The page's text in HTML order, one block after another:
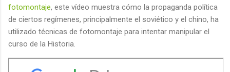
fotomontaje, este vídeo muestra cómo la propaganda política
de ciertos regímenes, principalmente el soviético y el chino, ha
utilizado técnicas de fotomontaje para intentar manipular el
curso de la Historia.